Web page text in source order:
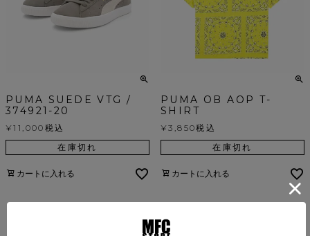
PUMA SUEDE VTG /
374921-20
¥11,000 税込
在庫切れ
カートに入れる
PUMA OB AOP T-
SHIRT
¥3,850税込
在庫切れ
カートに入れる